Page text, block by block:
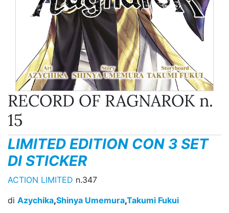
RECORD OF RAGNAROK n.
15
LIMITED EDITION CON 3 SET
DI STICKER
ACTION LIMITED n.347
di Azychika,Shinya Umemura,Takumi Fukui